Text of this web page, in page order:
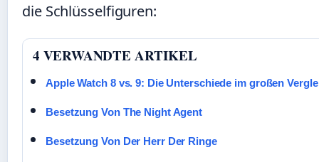
die Schlüsselfiguren:
4 VERWANDTE ARTIKEL
Apple Watch 8 vs. 9: Die Unterschiede im großen
Besetzung Von The Night Agent
Besetzung Von Der Herr Der Ringe